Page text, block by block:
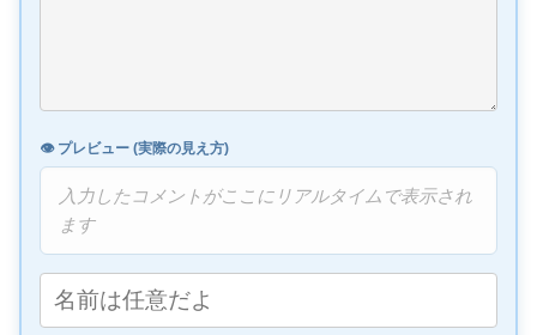
👁️ プレビュー (実際の見え方)
入力したコメントがここにリアルタイムで表示され
ます